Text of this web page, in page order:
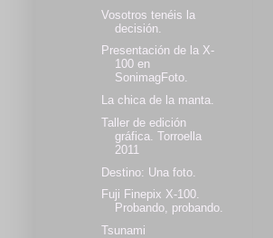
Vosotros tenéis la
decisión.
Presentación de la X-
100 en
SonimagFoto.
La chica de la manta.
Taller de edición
gráfica. Torroella
2011
Destino: Una foto.
Fuji Finepix X-100.
Probando, probando.
Tsunami